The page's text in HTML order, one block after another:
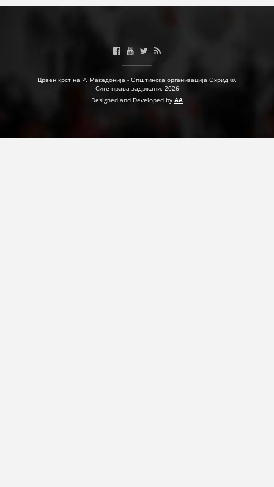
Црвен крст на Р. Македонија - Општинска организација Охрид ©.
Сите права задржани. 2026
Designed and Developed by AA